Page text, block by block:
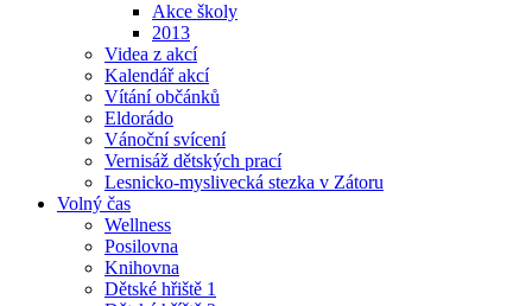
Akce školy
2013
Videa z akcí
Kalendář akcí
Vítání občánků
Eldorádo
Vánoční svícení
Vernisáž dětských prací
Lesnicko-myslivecká stezka v Zátoru
Volný čas
Wellness
Posilovna
Knihovna
Dětské hřiště 1